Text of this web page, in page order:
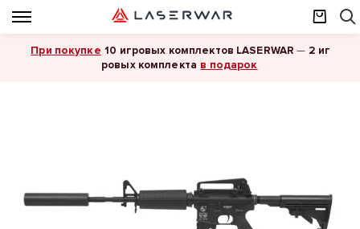
При покупке 10 игровых комплектов LASERWAR — 2 иг
ровых комплекта в подарок